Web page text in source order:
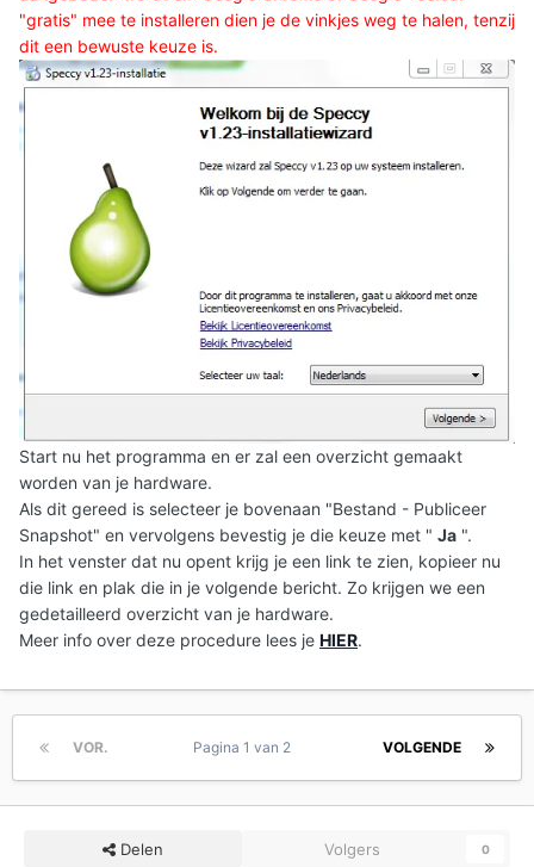
"gratis" mee te installeren dien je de vinkjes weg te halen, tenzij
dit een bewuste keuze is.
Start nu het programma en er zal een overzicht gemaakt
worden van je hardware.
Als dit gereed is selecteer je bovenaan "Bestand - Publiceer
Snapshot" en vervolgens bevestig je die keuze met " Ja ".
In het venster dat nu opent krijg je een link te zien, kopieer nu
die link en plak die in je volgende bericht. Zo krijgen we een
gedetailleerd overzicht van je hardware.
Meer info over deze procedure lees je HIER.
VOR. VOLGENDE
Pagina 1 van 2
Delen Volgers 0